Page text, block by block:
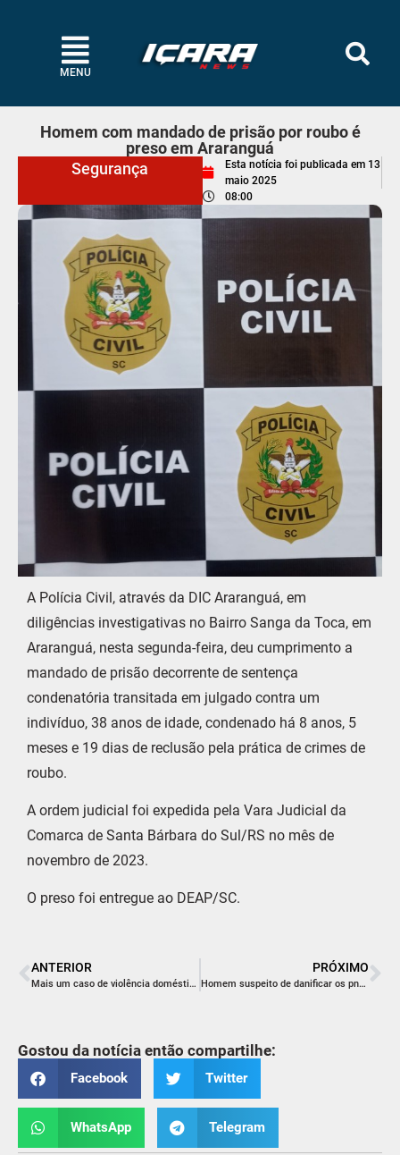
MENU
Homem com mandado de prisão por roubo é
preso em Araranguá
Segurança
Esta notícia foi publicada em 13
maio 2025
08:00
A Polícia Civil, através da DIC Araranguá, em
diligências investigativas no Bairro Sanga da Toca, em
Araranguá, nesta segunda-feira, deu cumprimento a
mandado de prisão decorrente de sentença
condenatória transitada em julgado contra um
indivíduo, 38 anos de idade, condenado há 8 anos, 5
meses e 19 dias de reclusão pela prática de crimes de
roubo.
A ordem judicial foi expedida pela Vara Judicial da
Comarca de Santa Bárbara do Sul/RS no mês de
novembro de 2023.
O preso foi entregue ao DEAP/SC.
ANTERIOR
Mais um caso de violência doméstica é registrado na região
PRÓXIMO
Homem suspeito de danificar os pneus do carro da ex-companheira é detido pela PC
Gostou da notícia então compartilhe:
Facebook Twitter
WhatsApp Telegram